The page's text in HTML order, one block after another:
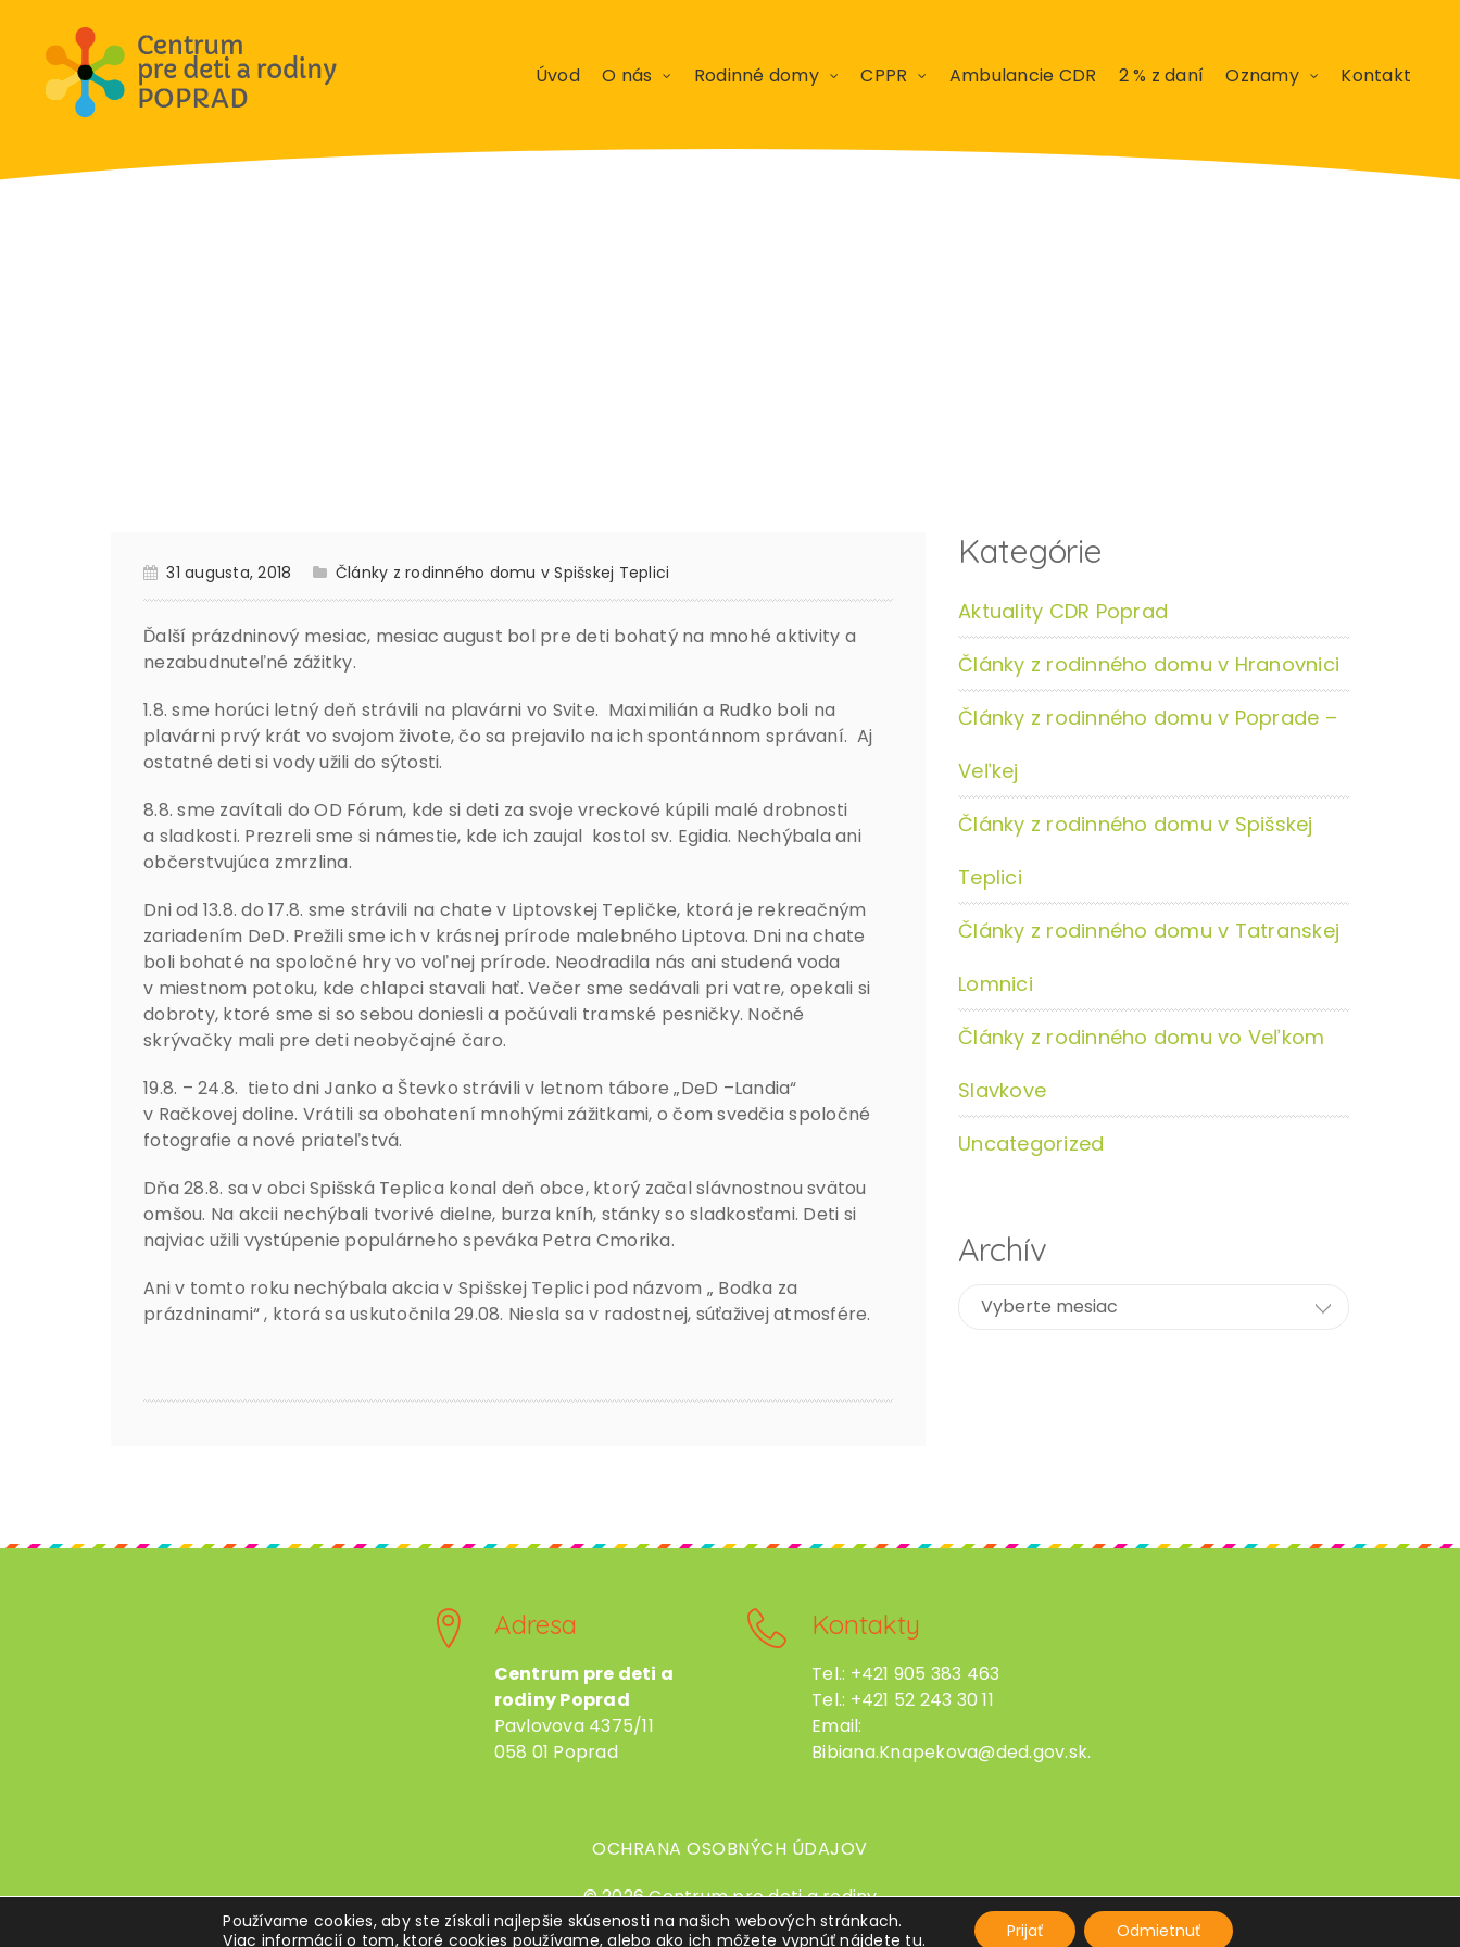
Úvod O nás Rodinné domy CPPR Ambulancie CDR 2 % z daní Oznamy Kontakt
31 augusta, 2018 Články z rodinného domu v Spišskej Teplici
Ďalší prázdninový mesiac, mesiac august bol pre deti bohatý na mnohé aktivity a
nezabudnuteľné zážitky.
1.8. sme horúci letný deň strávili na plavárni vo Svite. Maximilián a Rudko boli na
plavárni prvý krát vo svojom živote, čo sa prejavilo na ich spontánnom správaní. Aj
ostatné deti si vody užili do sýtosti.
8.8. sme zavítali do OD Fórum, kde si deti za svoje vreckové kúpili malé drobnosti
a sladkosti. Prezreli sme si námestie, kde ich zaujal kostol sv. Egidia. Nechýbala ani
občerstvujúca zmrzlina.
Dni od 13.8. do 17.8. sme strávili na chate v Liptovskej Tepličke, ktorá je rekreačným
zariadením DeD. Prežili sme ich v krásnej prírode malebného Liptova. Dni na chate
boli bohaté na spoločné hry vo voľnej prírode. Neodradila nás ani studená voda
v miestnom potoku, kde chlapci stavali hať. Večer sme sedávali pri vatre, opekali si
dobroty, ktoré sme si so sebou doniesli a počúvali tramské pesničky. Nočné
skrývačky mali pre deti neobyčajné čaro.
19.8. – 24.8. tieto dni Janko a Števko strávili v letnom tábore „DeD –Landia“
v Račkovej doline. Vrátili sa obohatení mnohými zážitkami, o čom svedčia spoločné
fotografie a nové priateľstvá.
Dňa 28.8. sa v obci Spišská Teplica konal deň obce, ktorý začal slávnostnou svätou
omšou. Na akcii nechýbali tvorivé dielne, burza kníh, stánky so sladkosťami. Deti si
najviac užili vystúpenie populárneho speváka Petra Cmorika.
Ani v tomto roku nechýbala akcia v Spišskej Teplici pod názvom „ Bodka za
prázdninami“ , ktorá sa uskutočnila 29.08. Niesla sa v radostnej, súťaživej atmosfére.
Kategórie
Aktuality CDR Poprad
Články z rodinného domu v Hranovnici
Články z rodinného domu v Poprade –
Veľkej
Články z rodinného domu v Spišskej
Teplici
Články z rodinného domu v Tatranskej
Lomnici
Články z rodinného domu vo Veľkom
Slavkove
Uncategorized
Archív
Adresa
Centrum pre deti a
rodiny Poprad
Pavlovova 4375/11
058 01 Poprad
Kontakty
Tel.: +421 905 383 463
Tel.: +421 52 243 30 11
Email:
Bibiana.Knapekova@ded.gov.sk.
OCHRANA OSOBNÝCH ÚDAJOV
© 2026 Centrum pre deti a rodiny
Používame cookies, aby ste získali najlepšie skúsenosti na našich webových stránkach.
Viac informácií o tom, ktoré cookies používame, alebo ako ich môžete vypnúť nájdete tu. Prijať Odmietnuť